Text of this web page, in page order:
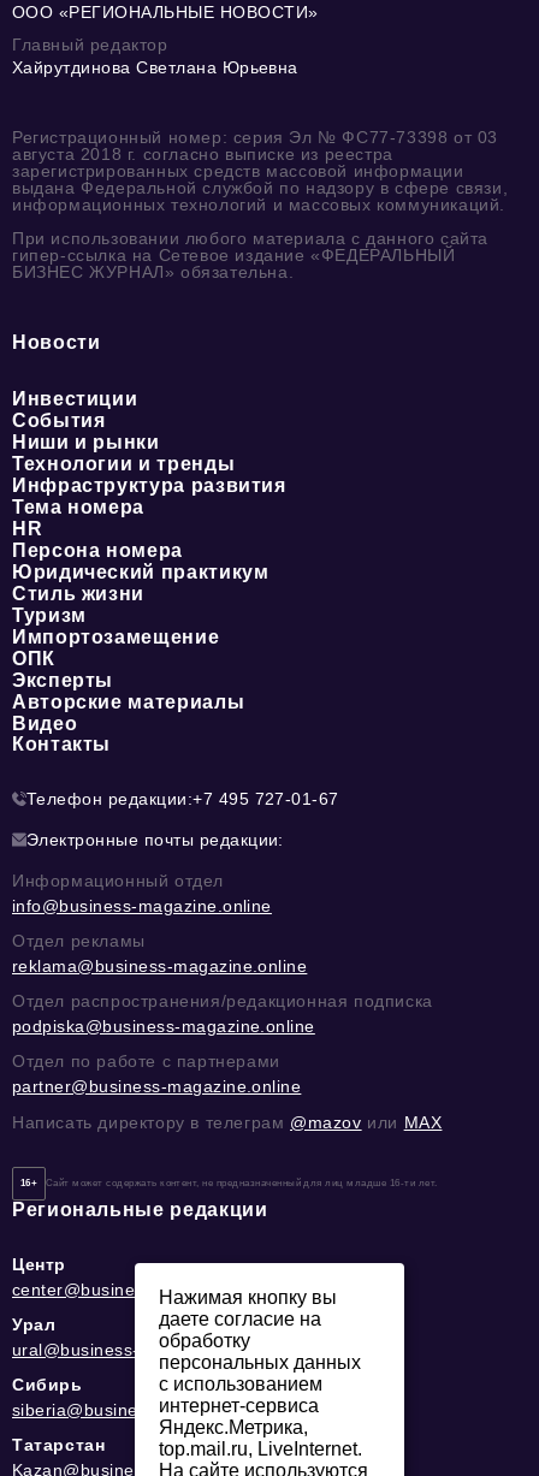
ООО «РЕГИОНАЛЬНЫЕ НОВОСТИ»
Главный редактор
Хайрутдинова Светлана Юрьевна
Регистрационный номер: серия Эл № ФС77-73398 от 03
августа 2018 г. согласно выписке из реестра
зарегистрированных средств массовой информации
выдана Федеральной службой по надзору в сфере связи,
информационных технологий и массовых коммуникаций.
При использовании любого материала с данного сайта
гипер-ссылка на Сетевое издание «ФЕДЕРАЛЬНЫЙ
БИЗНЕС ЖУРНАЛ» обязательна.
Новости
Инвестиции
События
Ниши и рынки
Технологии и тренды
Инфраструктура развития
Тема номера
HR
Персона номера
Юридический практикум
Стиль жизни
Туризм
Импортозамещение
ОПК
Эксперты
Авторские материалы
Видео
Контакты
Телефон редакции:+7 495 727-01-67
Электронные почты редакции:
Информационный отдел
info@business-magazine.online
Отдел рекламы
reklama@business-magazine.online
Отдел распространения/редакционная подписка
podpiska@business-magazine.online
Отдел по работе с партнерами
partner@business-magazine.online
Написать директору в телеграм @mazov или MAX
16+ Сайт может содержать контент, не предназначенный для лиц младше 16-ти лет.
Региональные редакции
Центр
center@business-magazine.online
Урал
ural@business-magazine.online
Сибирь
siberia@business-magazine.online
Татарстан
Kazan@business-magazine.online
Нажимая кнопку вы
даете согласие на
обработку
персональных данных
с использованием
интернет-сервиса
Яндекс.Метрика,
top.mail.ru, LiveInternet.
На сайте используются